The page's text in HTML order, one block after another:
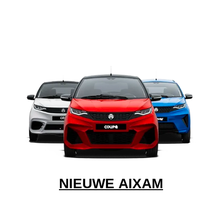
NIEUWE AIXAM